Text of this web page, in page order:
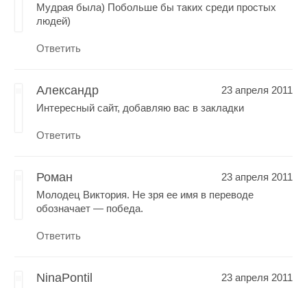
Мудрая была) Побольше бы таких среди простых
людей)
Ответить
Александр
23 апреля 2011
Интересный сайт, добавляю вас в закладки
Ответить
Роман
23 апреля 2011
Молодец Виктория. Не зря ее имя в переводе
обозначает — победа.
Ответить
NinaPontil
23 апреля 2011